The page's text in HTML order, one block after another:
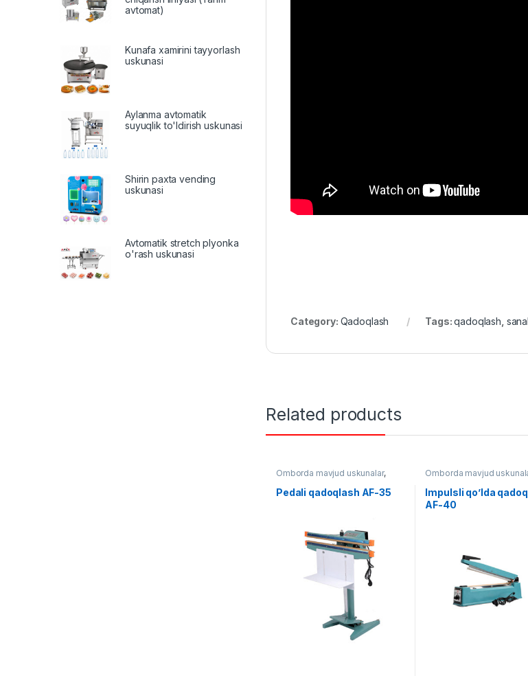
Category: Qadoqlash Tags:qadoqlash
Related products
Omborda mavjud uskunalar,
Qo'lda qadoqlash
Pedali qadoqlash AF-35
Omborda mavjud
Qo'lda
Impulsli qo’lda
AF-40
avtomat)
Kunafa xamirini tayyorlash
uskunasi
Aylanma avtomatik
suyuqlik to'ldirish uskunasi
Shirin paxta vending
uskunasi
Avtomatik stretch plyonka
o'rash uskunasi